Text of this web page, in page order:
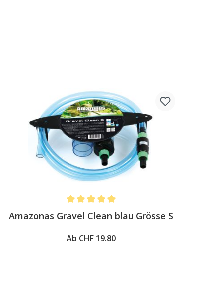
Average rating of 5 out of 5 stars
Amazonas Gravel Clean blau Grösse S
Ab CHF 19.80